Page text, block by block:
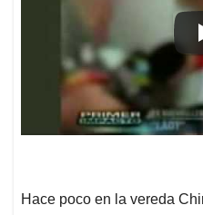
Hace poco en la vereda